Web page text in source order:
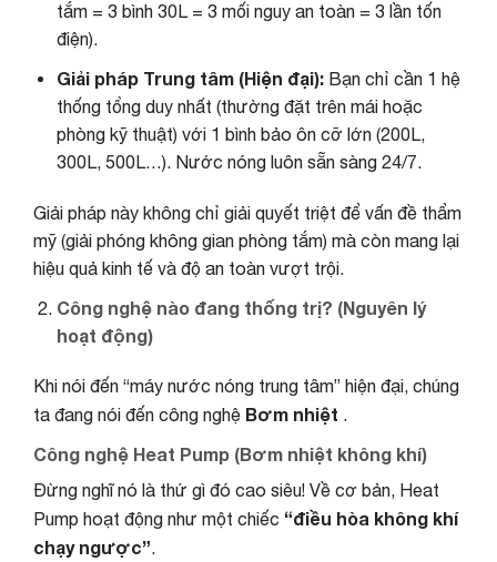
tắm = 3 bình 30L = 3 mối nguy an toàn = 3 lần tốn
điện).
Giải pháp Trung tâm (Hiện đại):Bạn chỉ cần 1 hệ
thống tổng duy nhất (thường đặt trên mái hoặc
phòng kỹ thuật) với 1 bình bảo ôn cỡ lớn (200L,
300L, 500L…). Nước nóng luôn sẵn sàng 24/7.
Giải pháp này không chỉ giải quyết triệt để vấn đề thẩm
mỹ (giải phóng không gian phòng tắm) mà còn mang lại
hiệu quả kinh tế và độ an toàn vượt trội.
Công nghệ nào đang thống trị? (Nguyên lý
hoạt động)
Khi nói đến “máy nước nóng trung tâm” hiện đại, chúng
ta đang nói đến công nghệ Bơm nhiệt
Công nghệ Heat Pump (Bơm nhiệt không khí)
Đừng nghĩ nó là thứ gì đó cao siêu! Về cơ bản, Heat
Pump hoạt động như một chiếc “điều hòa không khí
chạy ngược”